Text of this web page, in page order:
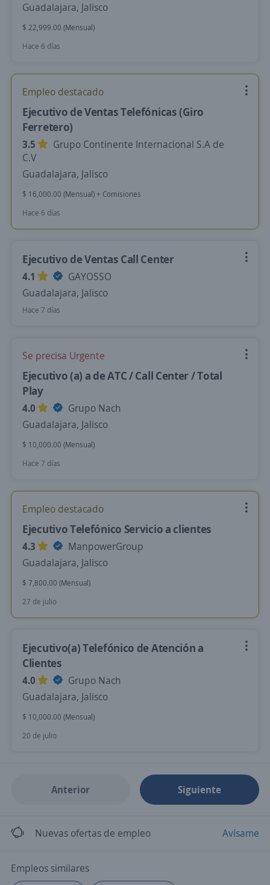
Guadalajara, Jalisco
$ 22,999.00 (Mensual)
Hace 6 días
Empleo destacado
Ejecutivo de Ventas Telefónicas (Giro
Ferretero)
3.5
Grupo Continente Internacional S.A de
C.V
Guadalajara, Jalisco
$ 16,000.00 (Mensual) + Comisiones
Hace 6 días
Ejecutivo de Ventas Call Center
4.1
GAYOSSO
Guadalajara, Jalisco
Hace 7 días
Se precisa Urgente
Ejecutivo (a) a de ATC / Call Center / Total
Play
4.0
Grupo Nach
Guadalajara, Jalisco
$ 10,000.00 (Mensual)
Hace 7 días
Empleo destacado
Ejecutivo Telefónico Servicio a clientes
4.3
ManpowerGroup
Guadalajara, Jalisco
$ 7,800.00 (Mensual)
27 de julio
Ejecutivo(a) Telefónico de Atención a
Clientes
4.0
Grupo Nach
Guadalajara, Jalisco
$ 10,000.00 (Mensual)
20 de julio
Anterior Siguiente
Nuevas ofertas de empleo Avísame
Empleos similares